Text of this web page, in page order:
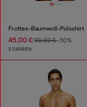
Frottee-Baumwoll-Poloshirt
45,00 € 90,00 €-50%
2 FARBEN